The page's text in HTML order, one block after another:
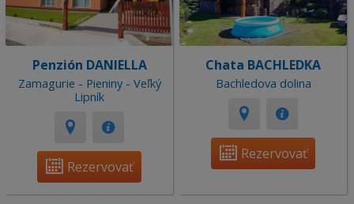
Penzión DANIELLA
Zamagurie - Pieniny - Veľký
Lipník
Rezervovať
Chata BACHLEDKA
Bachledova dolina
Rezervovať